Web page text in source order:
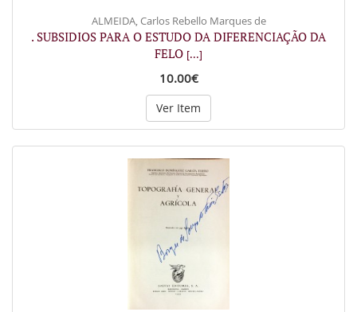
ALMEIDA, Carlos Rebello Marques de
. SUBSIDIOS PARA O ESTUDO DA DIFERENCIAÇÃO DA
FELO [...]
10.00€
Ver Item